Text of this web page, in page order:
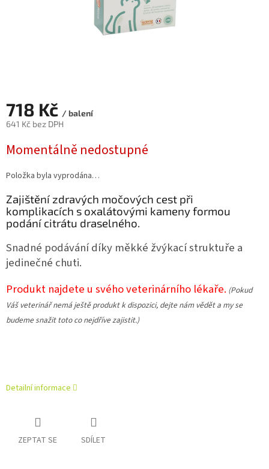
718 Kč / balení
641 Kč bez DPH
cena:
Momentálně nedostupné
Položka byla vyprodána…
Zajištění zdravých močových cest při
komplikacích s oxalátovými kameny formou
podání citrátu draselného.
Snadné podávání díky měkké žvýkací struktuře a
jedinečné chuti.
Produkt najdete u svého veterinárního lékaře. (Pokud
Váš veterinář nemá ještě produkt k dispozici, dejte nám vědět a my se
budeme snažit toto co nejdříve zajistit.)
Detailní informace
ZEPTAT SE SDÍLET